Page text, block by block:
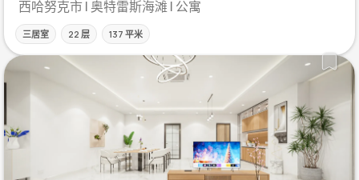
西哈努克市 | 奥特雷斯海滩 | 公寓
三居室 22 层 137 平米